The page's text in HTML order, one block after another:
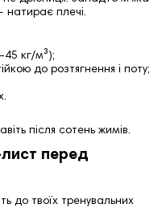
плечі.
кг/м³);
до розтягнення і поту;
після сотень жимів.
перед
до твоїх тренувальних